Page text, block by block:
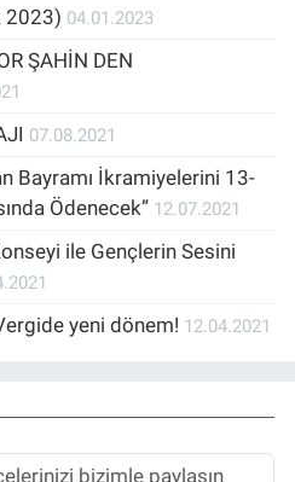
2023) 04.01.2023
ŞAHİN DEN
07.08.2021
Bayramı İkramiyelerini 13-
Ödenecek” 12.07.2021
ile Gençlerin Sesini
yeni dönem! 12.04.2021